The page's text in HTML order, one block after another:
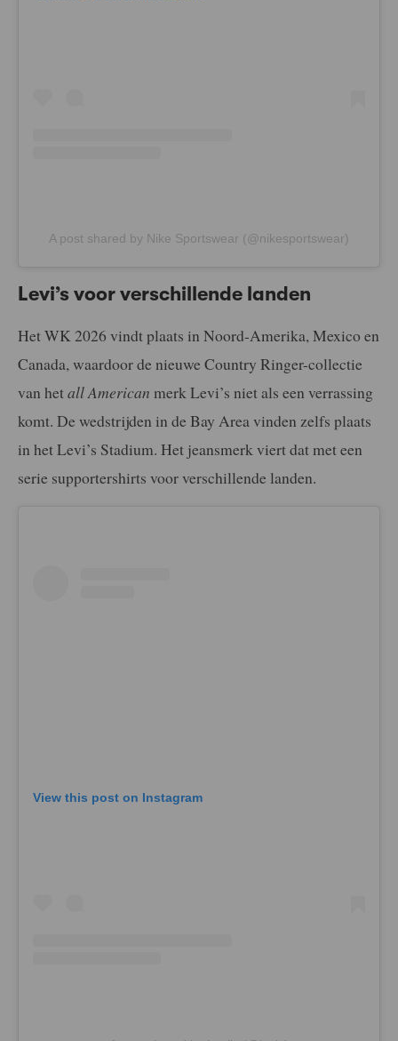
A post shared by Nike Sportswear (@nikesportswear)
Levi’s voor verschillende landen
Het WK 2026 vindt plaats in Noord-Amerika, Mexico en
Canada, waardoor de nieuwe Country Ringer-collectie
van hetall American merk Levi’s niet als een verrassing
komt. De wedstrijden in de Bay Area vinden zelfs plaats
in het Levi’s Stadium. Het jeansmerk viert dat met een
serie supportershirts voor verschillende landen.
View this post on Instagram